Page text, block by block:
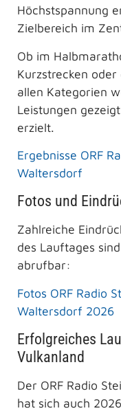
Höchstspannung
Zielbereich im
Ob im
Kurzstrecken
allen Kategorien
Leistungen
erzielt.
Ergebnisse ORF
Waltersdorf
Fotos und
Zahlreiche
des Lauftages
abrufbar:
Fotos ORF Radio
Waltersdorf 2026
Erfolgreiches
Vulkanland
Der ORF Radio
hat sich auch